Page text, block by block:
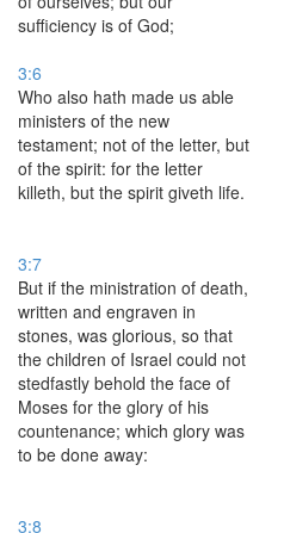
sufficiency is of God;
3:6
Who also hath made us able
ministers of the new
testament; not of the letter, but
of the spirit: for the letter
killeth, but the spirit giveth life.
3:7
But if the ministration of death,
written and engraven in
stones, was glorious, so that
the children of Israel could not
stedfastly behold the face of
Moses for the glory of his
countenance; which glory was
to be done away:
3:8